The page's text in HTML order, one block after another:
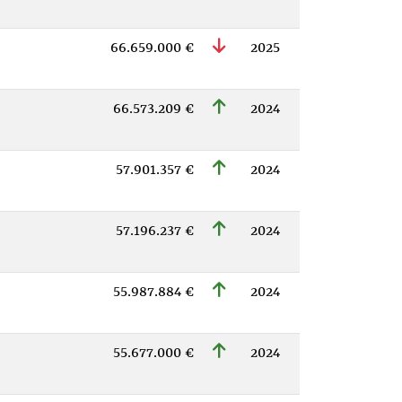
66.659.000 € 2025
66.573.209 € 2024
57.901.357 € 2024
57.196.237 € 2024
55.987.884 € 2024
55.677.000 € 2024